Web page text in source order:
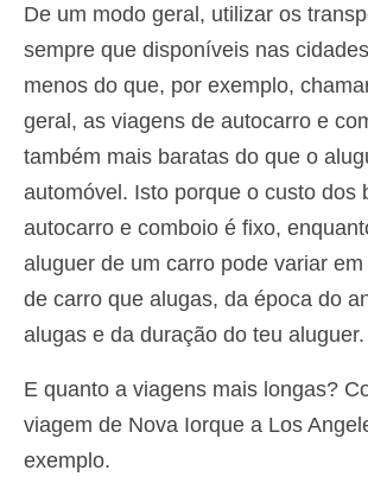
De um modo geral, utilizar os
sempre que disponíveis nas
menos do que, por exemplo,
geral, as viagens de autocarro e
também mais baratas do que o
automóvel. Isto porque o custo dos
autocarro e comboio é fixo,
aluguer de um carro pode variar
de carro que alugas, da época do
alugas e da duração do teu aluguer.
E quanto a viagens mais longas?
viagem de Nova Iorque a Los
exemplo.